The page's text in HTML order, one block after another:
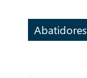
Abatidores